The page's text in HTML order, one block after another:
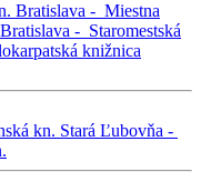
Bratislava - Miestna
Bratislava - Staromestská
knižnica
kn. Stará Ľubovňa -